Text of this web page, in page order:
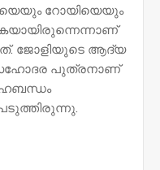
റോയിയെയും
ജോളിയുടെ ആദ്യ
പുത്രനാണ്